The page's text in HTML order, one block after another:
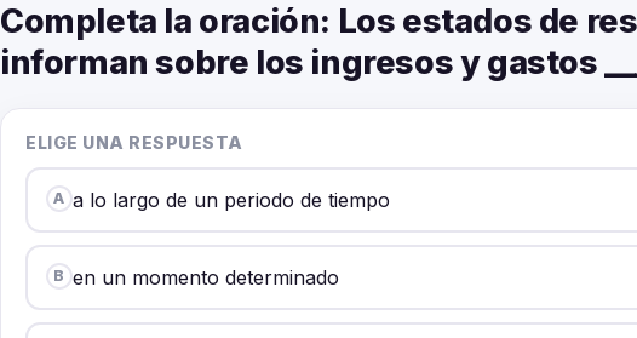
Completa la oración: Los estados de
informan sobre los ingresos y gastos
ELIGE UNA RESPUESTA
A a lo largo de un periodo de tiempo
B en un momento determinado